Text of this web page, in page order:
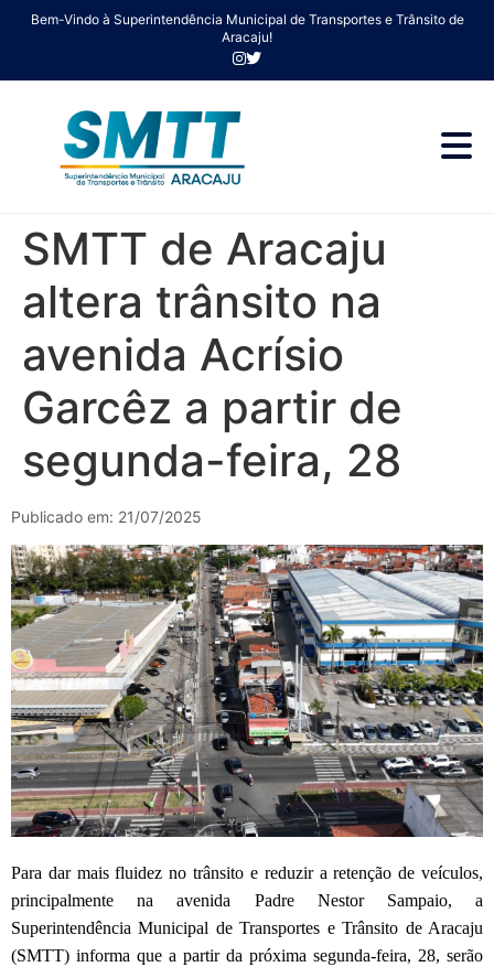
Bem-Vindo à Superintendência Municipal de Transportes e Trânsito de
Aracaju!
SMTT de Aracaju
altera trânsito na
avenida Acrísio
Garcêz a partir de
segunda-feira, 28
Publicado em: 21/07/2025
Para dar mais fluidez no trânsito e reduzir a retenção de veículos,
principalmente na avenida Padre Nestor Sampaio, a
Superintendência Municipal de Transportes e Trânsito de Aracaju
(SMTT) informa que a partir da próxima segunda-feira, 28, serão